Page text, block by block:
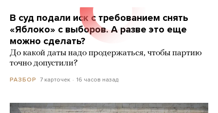
В суд подали иск с требованием снять
«Яблоко» с выборов. А разве это еще
можно сделать?
До какой даты надо продержаться, чтобы партию
точно допустили?
РАЗБОР 7 карточек 16 часов назад